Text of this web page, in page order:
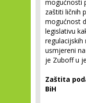
mogućnosti
zaštiti ličnih
mogućnost
legislativu
regulacijskih
usmjereni
je Zuboff u
Zaštita
BiH